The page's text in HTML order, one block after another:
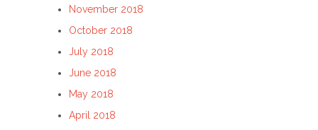
November 2018
October 2018
July 2018
June 2018
May 2018
April 2018